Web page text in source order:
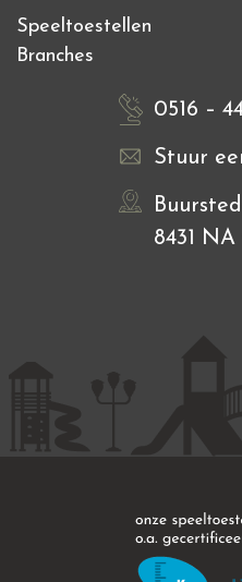
Speeltoestellen
Branches
0516 –
Stuur
8431